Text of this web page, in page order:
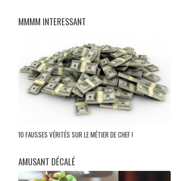
MMMM INTERESSANT
10 FAUSSES VÉRITÉS SUR LE MÉTIER DE CHEF !
AMUSANT DÉCALÉ